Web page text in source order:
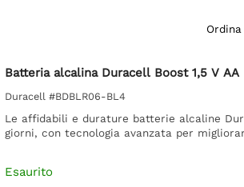
Batteria alcalina Duracell Boost 1,5 V AA
Duracell #BDBLR06-BL4
Le affidabili e durature batterie alcaline
giorni, con tecnologia avanzata per
Esaurito